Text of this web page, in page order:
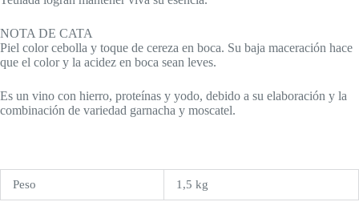
NOTA DE CATA
Piel color cebolla y toque de cereza en boca. Su baja maceración hace
que el color y la acidez en boca sean leves.
Es un vino con hierro, proteínas y yodo, debido a su elaboración y la
combinación de variedad garnacha y moscatel.
Peso 1,5 kg